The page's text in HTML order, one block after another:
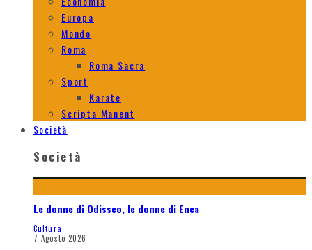
Europa
Mondo
Roma
Roma Sacra
Sport
Karate
Scripta Manent
Società
Società
Le donne di Odisseo, le donne di Enea
Cultura
7 Agosto 2026